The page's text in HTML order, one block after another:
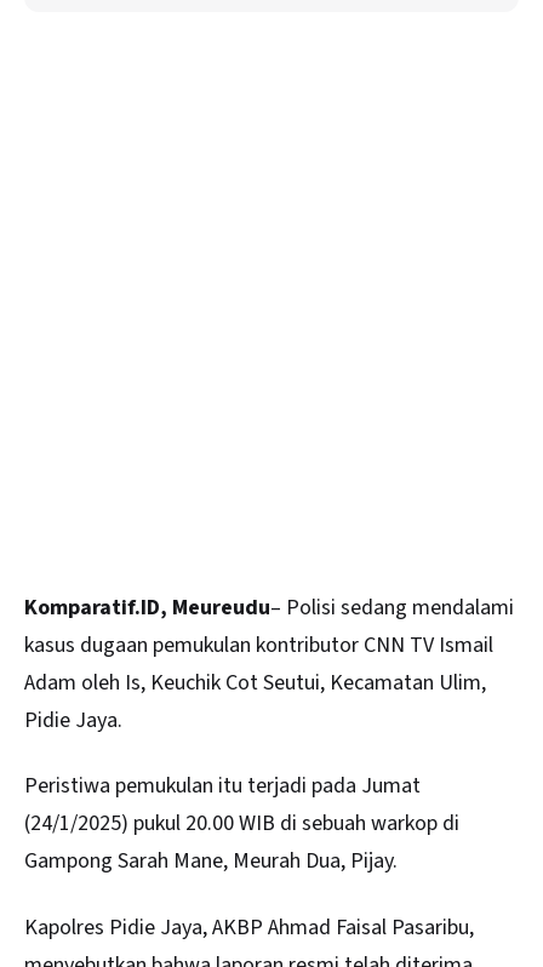
Komparatif.ID, Meureudu– Polisi sedang mendalami
kasus dugaan pemukulan kontributor CNN TV Ismail
Adam oleh Is, Keuchik Cot Seutui, Kecamatan Ulim,
Pidie Jaya.
Peristiwa pemukulan itu terjadi pada Jumat
(24/1/2025) pukul 20.00 WIB di sebuah warkop di
Gampong Sarah Mane, Meurah Dua, Pijay.
Kapolres Pidie Jaya, AKBP Ahmad Faisal Pasaribu,